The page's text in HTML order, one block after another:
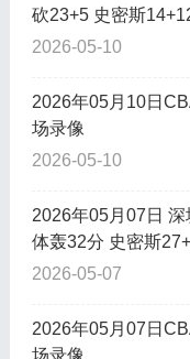
砍23+5 史密斯
2026-05-10
2026年05月10日
场录像
2026-05-10
2026年05月07日
体轰32分 史密斯
2026-05-07
2026年05月07日
场录像